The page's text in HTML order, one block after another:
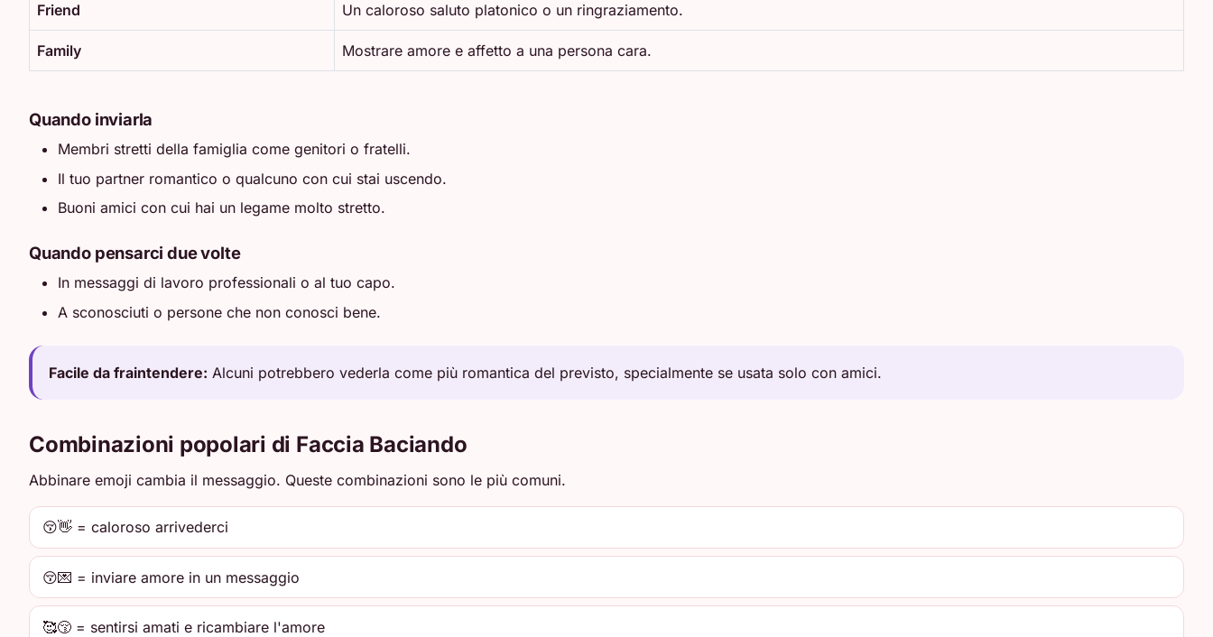
Friend Un caloroso saluto platonico o un ringraziamento.
Family Mostrare amore e affetto a una persona cara.
Quando inviarla
Membri stretti della famiglia come genitori o fratelli.
Il tuo partner romantico o qualcuno con cui stai uscendo.
Buoni amici con cui hai un legame molto stretto.
Quando pensarci due volte
In messaggi di lavoro professionali o al tuo capo.
A sconosciuti o persone che non conosci bene.
Facile da fraintendere: Alcuni potrebbero vederla come più romantica del previsto, specialmente se usata solo con amici.
Combinazioni popolari di Faccia Baciando
Abbinare emoji cambia il messaggio. Queste combinazioni sono le più comuni.
😚👋 = caloroso arrivederci
😚💌 = inviare amore in un messaggio
🥰😚 = sentirsi amati e ricambiare l'amore